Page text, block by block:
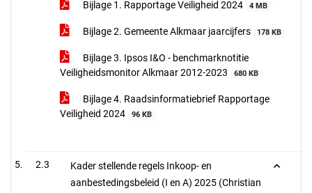
Bijlage 1. Rapportage Veiligheid 2024 4 MB
Bijlage 2. Gemeente Alkmaar jaarcijfers 178 KB
Bijlage 3. Ipsos I&O - benchmarknotitie
Veiligheidsmonitor Alkmaar 2012-2023
680 KB
Bijlage 4. Raadsinformatiebrief Rapportage
Veiligheid 2024
96 KB
2.3
Kader stellende regels Inkoop- en
aanbestedingsbeleid (I en A) 2025 (Christian